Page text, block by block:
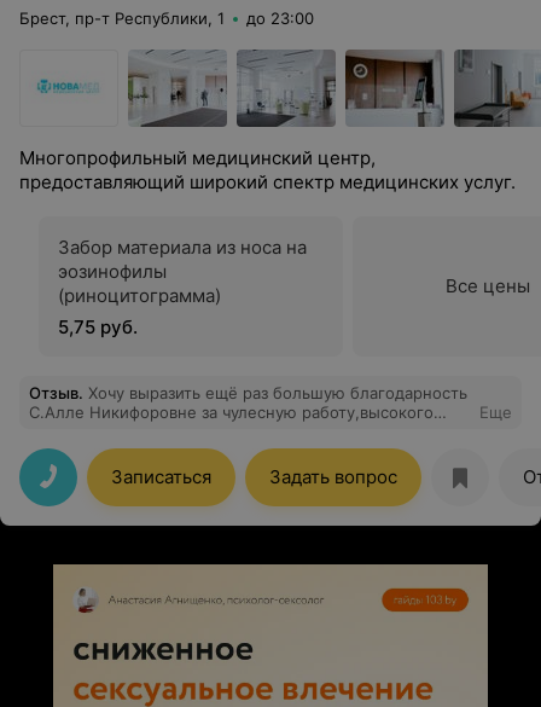
Брест, пр-т Республики, 1 до 23:00
Многопрофильный медицинский центр,
предоставляющий широкий спектр медицинских услуг.
Забор материала из носа на
эозинофилы
(риноцитограмма)
5,75 руб.
Все цены
Отзыв. Хочу выразить ещё раз большую благодарность
С.Алле Никифоровне за чулесную работу,высокого
прекрасный результат
Еще
Записаться Задать вопрос